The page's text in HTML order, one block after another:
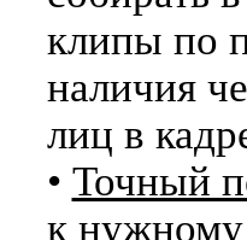
клипы по
наличия
лиц в
• Точный
к нужному